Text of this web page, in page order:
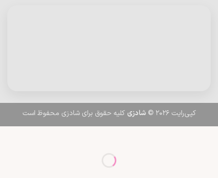
کپی‌رایت 2026 © شادزی کلیه حقوق برای شادزی محفوظ است